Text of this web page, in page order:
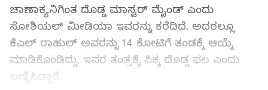
ಚಾಣಾಕ್ಯನಿಗಿಂತ ದೊಡ್ಡ ಮಾಸ್ಟರ್‌ ಮೈಂಡ್‌ ಎಂದು
ಸೋಶಿಯಲ್‌ ಮೀಡಿಯಾ ಇವರನ್ನು ಕರೆದಿದೆ. ಅದರಲ್ಲೂ
ಕೆಎಲ್‌ ರಾಹುಲ್‌ ಅವರನ್ನು 14 ಕೋಟಿಗೆ ತಂಡಕ್ಕೆ ಆಯ್ಕೆ
ಮಾಡಿಕೊಂಡಿದ್ದು, ಇವರ ತಂತ್ರಕ್ಕೆ ಸಿಕ್ಕ ದೊಡ್ಡ ಫಲ ಎಂದು
ಬಣ್ಣಿಸಿದ್ದಾರೆ.